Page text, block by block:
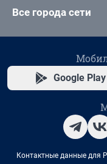
Все города сети
Google Play
Контактные данные для